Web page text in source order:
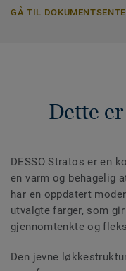
GÅ TIL
Dette
DESSO Stratos er en
en varm og behagelig
har en oppdatert
utvalgte farger, som
gjennomtenkte og
Den jevne